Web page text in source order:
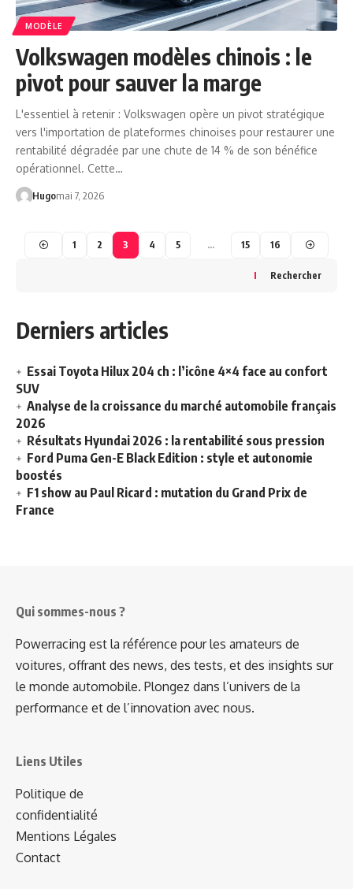
MODÈLE
Volkswagen modèles chinois : le
pivot pour sauver la marge
L'essentiel à retenir : Volkswagen opère un pivot stratégique
vers l'importation de plateformes chinoises pour restaurer une
rentabilité dégradée par une chute de 14 % de son bénéfice
opérationnel. Cette…
Hugomai 7, 2026
1 2 3 4 5 … 15 16
Rechercher
Derniers articles
Essai Toyota Hilux 204 ch : l’icône 4×4 face au confort
SUV
Analyse de la croissance du marché automobile français
2026
Résultats Hyundai 2026 : la rentabilité sous pression
Ford Puma Gen-E Black Edition : style et autonomie
boostés
F1 show au Paul Ricard : mutation du Grand Prix de
France
Qui sommes-nous ?
Powerracing est la référence pour les amateurs de
voitures, offrant des news, des tests, et des insights sur
le monde automobile. Plongez dans l’univers de la
performance et de l’innovation avec nous.
Liens Utiles
Politique de
confidentialité
Mentions Légales
Contact